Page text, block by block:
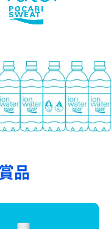
品